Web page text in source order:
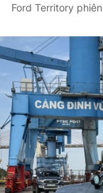
Ford Territory